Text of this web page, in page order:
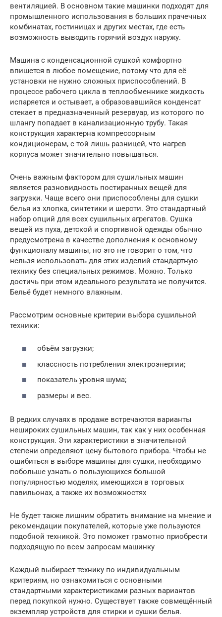
вентиляцией. В основном такие машинки подходят для
промышленного использования в больших прачечных
комбинатах, гостиницах и других местах, где есть
возможность выводить горячий воздух наружу.
Машина с конденсационной сушкой комфортно
впишется в любое помещение, потому что для её
установки не нужно сложных приспособлений. В
процессе рабочего цикла в теплообменнике жидкость
испаряется и остывает, а образовавшийся конденсат
стекает в предназначенный резервуар, из которого по
шлангу попадает в канализационную трубу. Такая
конструкция характерна компрессорным
кондиционерам, с той лишь разницей, что нагрев
корпуса может значительно повышаться.
Очень важным фактором для сушильных машин
является разновидность постиранных вещей для
загрузки. Чаще всего они приспособлены для сушки
белья из хлопка, синтетики и шерсти. Это стандартный
набор опций для всех сушильных агрегатов. Сушка
вещей из пуха, детской и спортивной одежды обычно
предусмотрена в качестве дополнения к основному
функционалу машины, но это не говорит о том, что
нельзя использовать для этих изделий стандартную
технику без специальных режимов. Можно. Только
достичь при этом идеального результата не получится.
Бельё будет немного влажным.
Рассмотрим основные критерии выбора сушильной
техники:
объём загрузки;
классность потребления электроэнергии;
показатель уровня шума;
размеры и вес.
В редких случаях в продаже встречаются варианты
нешироких сушильных машин, так как у них особенная
конструкция. Эти характеристики в значительной
степени определяют цену бытового прибора. Чтобы не
ошибиться в выборе машины для сушки, необходимо
побольше узнать о пользующихся большой
популярностью моделях, имеющихся в торговых
павильонах, а также их возможностях
Не будет также лишним обратить внимание на мнение и
рекомендации покупателей, которые уже пользуются
подобной техникой. Это поможет грамотно приобрести
подходящую по всем запросам машинку
Каждый выбирает технику по индивидуальным
критериям, но ознакомиться с основными
стандартными характеристиками разных вариантов
перед покупкой нужно. Существует также совмещённый
экземпляр устройств для стирки и сушки белья.